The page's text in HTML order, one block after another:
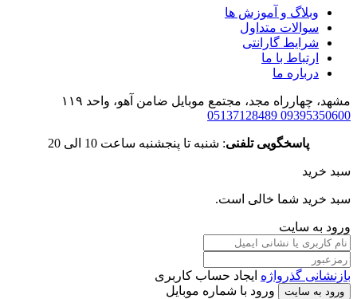
وبلاگ و آموزش ها
سوالات متداول
شرایط گارانتی
ارتباط با ما
درباره ما
مشهد، چهارراه مجد، مجتمع موبایل ضامن آهو، واحد ۱۱۹
09395350600
05137128489
پاسخگویی تلفنی: شنبه تا پنجشنبه ساعت 10 الی 20
سبد خرید
سبد خرید شما خالی است.
ورود به سایت
بازنشانی گذرواژه ایجاد حساب کاربری
ورود به سایت ورود با شماره موبایل